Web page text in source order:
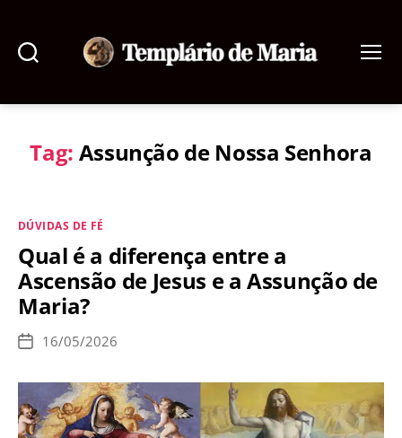
de
Tag: Assunção de Nossa Senhora
Categorias
DÚVIDAS DE FÉ
Qual é a diferença entre a
Ascensão de Jesus e a Assunção de
Maria?
Data
publicação
16/05/2026